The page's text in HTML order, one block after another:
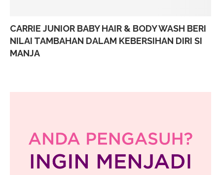
CARRIE JUNIOR BABY HAIR & BODY WASH BERI
NILAI TAMBAHAN DALAM KEBERSIHAN DIRI SI
MANJA